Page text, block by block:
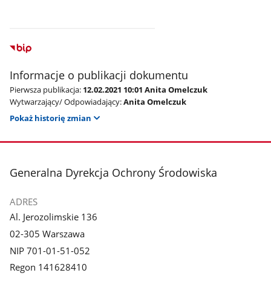
Informacje o publikacji dokumentu
Pierwsza publikacja: 12.02.2021 10:01 Anita Omelczuk
Wytwarzający/ Odpowiadający:Anita Omelczuk
Pokaż historię zmian
stopka
Generalna Dyrekcja Ochrony Środowiska
ADRES
Al. Jerozolimskie 136
02-305 Warszawa
NIP 701-01-51-052
Regon 141628410